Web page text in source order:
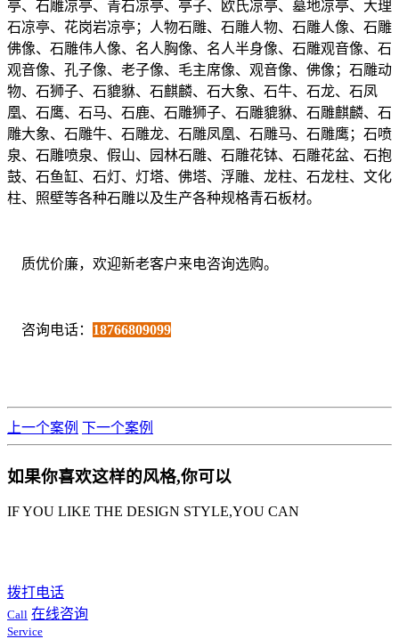
亭、石雕凉亭、青石凉亭、亭子、欧氏凉亭、墓地凉亭、大理
石凉亭、花岗岩凉亭；人物石雕、石雕人物、石雕人像、石雕
佛像、石雕伟人像、名人胸像、名人半身像、石雕观音像、石
观音像、孔子像、老子像、毛主席像、观音像、佛像；石雕动
物、石狮子、石貔貅、石麒麟、石大象、石牛、石龙、石凤
凰、石鹰、石马、石鹿、石雕狮子、石雕貔貅、石雕麒麟、石
雕大象、石雕牛、石雕龙、石雕凤凰、石雕马、石雕鹰；石喷
泉、石雕喷泉、假山、园林石雕、石雕花钵、石雕花盆、石抱
鼓、石鱼缸、石灯、灯塔、佛塔、浮雕、龙柱、石龙柱、文化
柱、照壁等各种石雕以及生产各种规格青石板材。
质优价廉，欢迎新老客户来电咨询选购。
咨询电话： 18766809099
上一个案例 下一个案例
如果你喜欢这样的风格,你可以
IF YOU LIKE THE DESIGN STYLE,YOU CAN
拨打电话
Call 在线咨询
Service